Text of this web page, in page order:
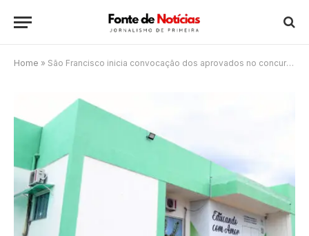
Home » São Francisco inicia convocação dos aprovados no concurso público para a educação